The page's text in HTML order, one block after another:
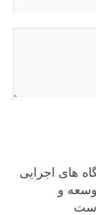
های اجرایی
و